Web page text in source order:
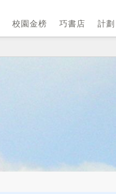
校園金榜 巧書店
計